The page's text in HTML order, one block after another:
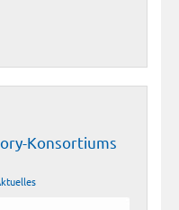
Konsortiums